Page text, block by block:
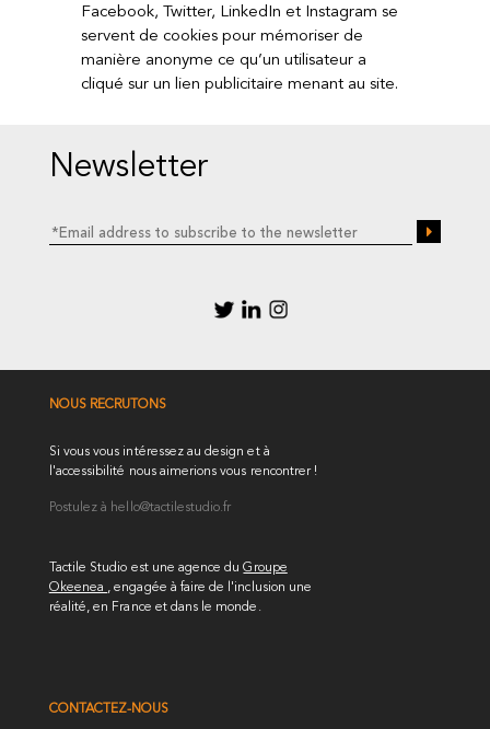
Facebook, Twitter, LinkedIn et Instagram se
servent de cookies pour mémoriser de
manière anonyme ce qu’un utilisateur a
cliqué sur un lien publicitaire menant au site.
Newsletter
NOUS RECRUTONS
Si vous vous intéressez au design et à
l'accessibilité nous aimerions vous rencontrer !
Postulez à hello@tactilestudio.fr
Tactile Studio est une agence duGroupe
Okeenea , engagée à faire de l'inclusion une
réalité, en France et dans le monde.
CONTACTEZ-NOUS